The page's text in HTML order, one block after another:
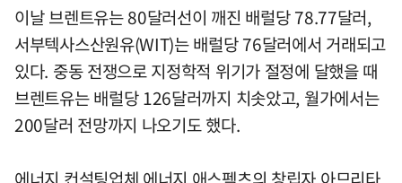
이날 브렌트유는 80달러선이 깨진 배럴당 78.77달러,
서부텍사스산원유(WIT)는 배럴당 76달러에서 거래되고
있다. 중동 전쟁으로 지정학적 위기가 절정에 달했을 때
브렌트유는 배럴당 126달러까지 치솟았고, 월가에서는
200달러 전망까지 나오기도 했다.